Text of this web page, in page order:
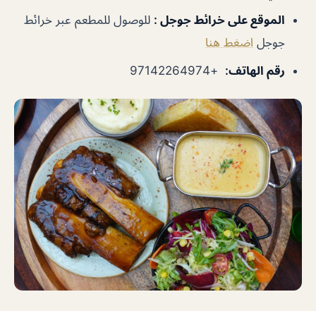
الموقع على خرائط جوجل : للوصول للمطعم عبر خرائط
جوجل اضغط هنا
رقم الهاتف:
+97142264974